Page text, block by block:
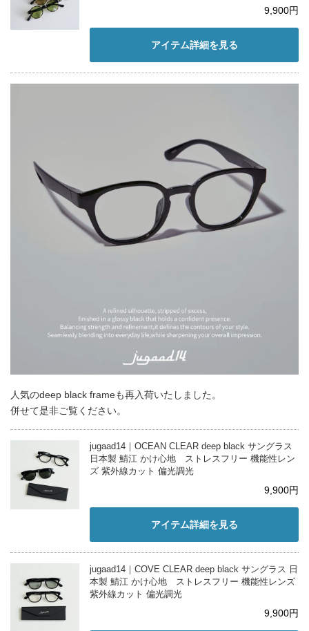
9,900円
アイテム詳細を見る
人気のdeep black frameも再入荷いたしました。
併せて是非ご覧ください。
jugaad14｜OCEAN CLEAR deep black サングラス
日本製 鯖江 かけ心地 ストレスフリー 機能性レン
ズ 紫外線カット 偏光調光
9,900円
アイテム詳細を見る
jugaad14｜COVE CLEAR deep black サングラス 日
本製 鯖江 かけ心地 ストレスフリー 機能性レンズ
紫外線カット 偏光調光
9,900円